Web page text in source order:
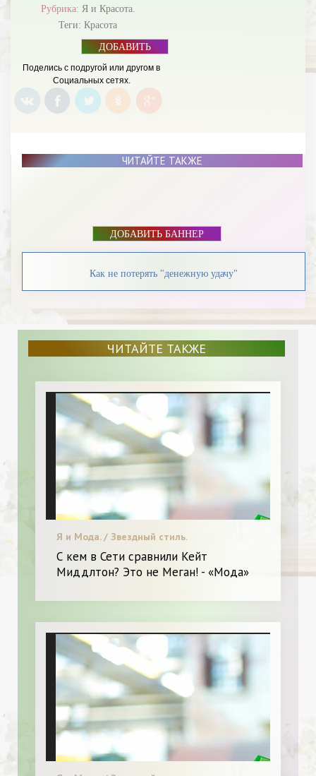
Рубрика: Я и Красота.
Теги: Красота
ДОБАВИТЬ
Поделись с подругой или другом в
Социальных сетях.
ЧИТАЙТЕ ТАКЖЕ
ДОБАВИТЬ БАННЕР
Как не потерять "денежную удачу"
ЧИТАЙТЕ ТАКЖЕ
Я и Мода. / Звездный стиль.
С кем в Сети сравнили Кейт
Миддлтон? Это не Меган! - «Мода»